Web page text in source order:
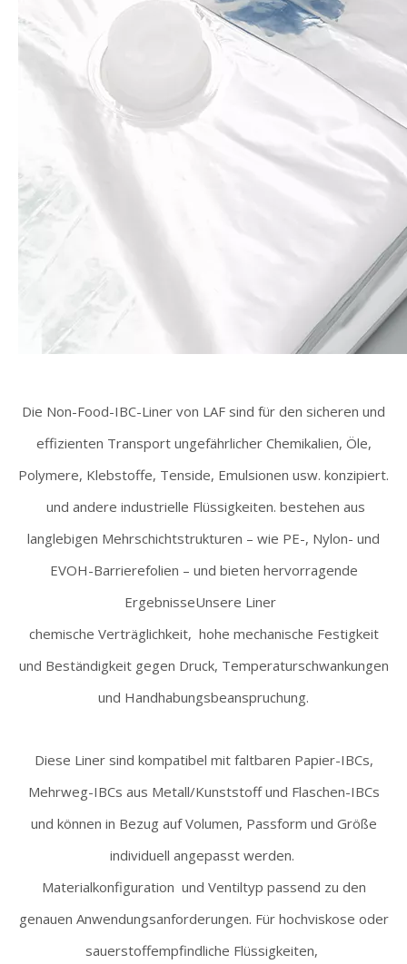
Die Non-Food-IBC-Liner von LAF sind für den sicheren und
effizienten Transport ungefährlicher Chemikalien, Öle,
Polymere, Klebstoffe, Tenside, Emulsionen usw. konzipiert.
und andere industrielle Flüssigkeiten. bestehen aus
langlebigen Mehrschichtstrukturen – wie PE-, Nylon- und
EVOH-Barrierefolien – und bieten hervorragende
ErgebnisseUnsere Liner
chemische Verträglichkeit, hohe mechanische Festigkeit
und Beständigkeit gegen Druck, Temperaturschwankungen
und Handhabungsbeanspruchung.
Diese Liner sind kompatibel mit faltbaren Papier-IBCs,
Mehrweg-IBCs aus Metall/Kunststoff und Flaschen-IBCs
und können in Bezug auf Volumen, Passform und Größe
individuell angepasst werden.
Materialkonfiguration und Ventiltyp passend zu den
genauen Anwendungsanforderungen. Für hochviskose oder
sauerstoffempfindliche Flüssigkeiten,